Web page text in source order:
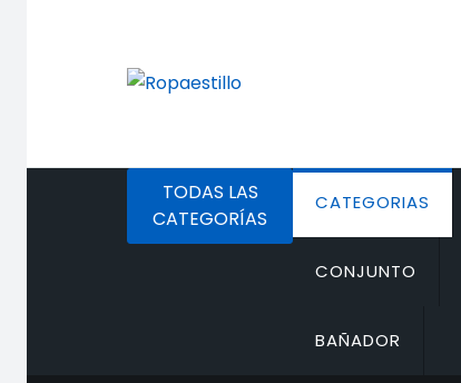
TODAS LAS
CATEGORÍAS
CATEGORIAS
CONJUNTO
BAÑADOR